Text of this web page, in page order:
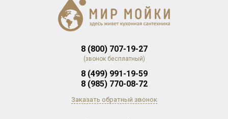
8 (800) 707-19-27
(звонок бесплатный)
8 (499) 991-19-59
8 (985) 770-08-72
Заказать обратный звонок